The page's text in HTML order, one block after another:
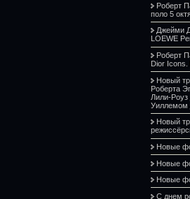
Роберт
поло 5
Джейми
LOEWE
Роберт
Dior
Новый
Роберта
Лили-Роуз
Уиллемом
Новый
Новые
Новые
Новые
С днем